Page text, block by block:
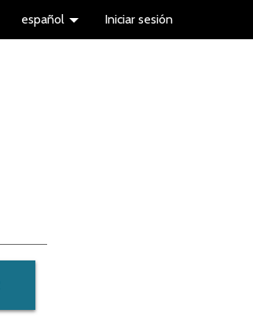
español Iniciar sesión